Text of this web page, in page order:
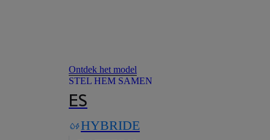
Ontdek het model
STEL HEM SAMEN
ES
HYBRIDE